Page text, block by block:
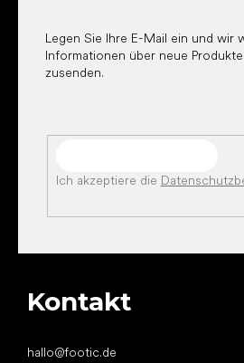
Legen Sie Ihre E-Mail ein und wir
Informationen über neue
zusenden.
Ich akzeptiere die
Kontakt
hallo@footic.de